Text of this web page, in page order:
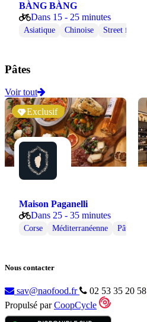
BÀNG BÀNG
Dans 15 - 25 minutes
Asiatique Chinoise Street food
Pâtes
Voir tout
Exclusif
Maison Paganelli
Dans 25 - 35 minutes
Corse Méditerranéenne Pâtes
Nous contacter
sav@naofood.fr 02 53 35 20 58
Propulsé parCoopCycle